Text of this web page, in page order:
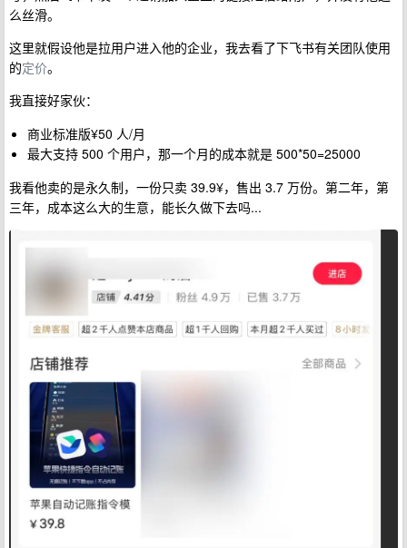
么丝滑。
这里就假设他是拉用户进入他的企业，我去看了下飞书有关团队使用
的定价。
我直接好家伙：
商业标准版¥50 人/月
最大支持 500 个用户，那一个月的成本就是 500*50=25000
我看他卖的是永久制，一份只卖 39.9¥，售出 3.7 万份。第二年，第
三年，成本这么大的生意，能长久做下去吗...